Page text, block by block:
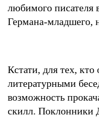
любимого писателя
Германа-младшего,
Кстати, для тех,
литературными
возможность
скилл. Поклонники